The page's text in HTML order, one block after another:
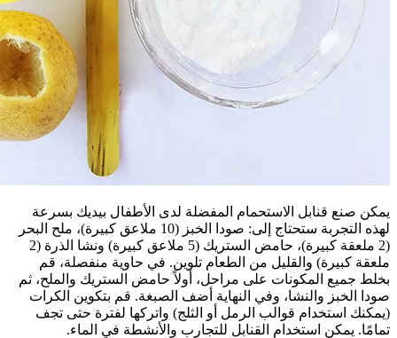
يمكن صنع قنابل الاستحمام المفضلة لدى الأطفال بيديك بسرعة
لهذه التجربة ستحتاج إلى: صودا الخبز (10 ملاعق كبيرة)، ملح البحر
(2 ملعقة كبيرة)، حامض الستريك (5 ملاعق كبيرة) ونشا الذرة (2
ملعقة كبيرة) والقليل من الطعام تلوين. في حاوية منفصلة، قم
بخلط جميع المكونات على مراحل، أولاً حامض الستريك والملح، ثم
صودا الخبز والنشا، وفي النهاية أضف الصبغة. قم بتكوين الكرات
(يمكنك استخدام قوالب الرمل أو الثلج) واتركها لفترة حتى تجف
تمامًا. يمكن استخدام القنابل للتجارب والأنشطة في الماء.